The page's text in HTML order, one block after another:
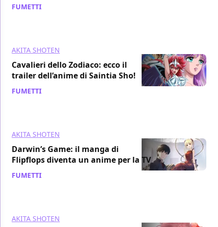
FUMETTI
AKITA SHOTEN
Cavalieri dello Zodiaco: ecco il
trailer dell’anime di Saintia Sho!
FUMETTI
AKITA SHOTEN
Darwin’s Game: il manga di
Flipflops diventa un anime per la TV
FUMETTI
AKITA SHOTEN